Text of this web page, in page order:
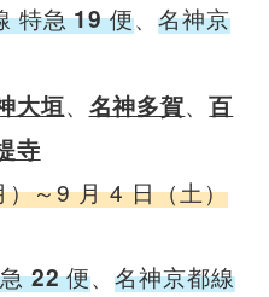
特急19便、名神京
大垣、 名神多賀、百
寺
～9 月 4 日（土）
22便、名神京都線